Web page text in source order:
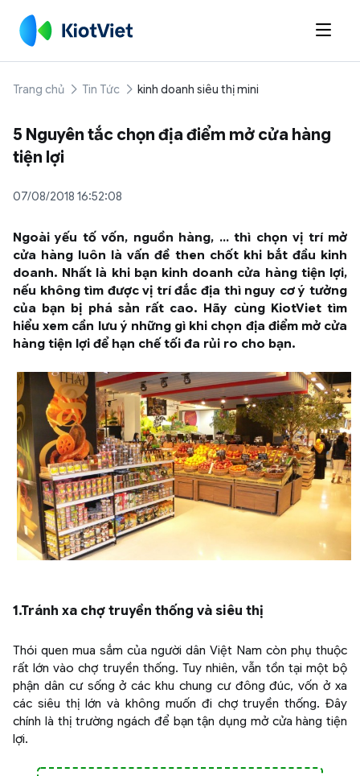

Trang chủ Tin Tức kinh doanh siêu thị mini
5 Nguyên tắc chọn địa điểm mở cửa hàng
tiện lợi
07/08/2018 16:52:08
Ngoài yếu tố vốn, nguồn hàng, … thì chọn vị trí mở
cửa hàng luôn là vấn đề then chốt khi bắt đầu kinh
doanh. Nhất là khi bạn kinh doanh cửa hàng tiện lợi,
nếu không tìm được vị trí đắc địa thì nguy cơ ý tưởng
của bạn bị phá sản rất cao. Hãy cùng KiotViet tìm
hiểu xem cần lưu ý những gì khi chọn địa điểm mở cửa
hàng tiện lợi để hạn chế tối đa rủi ro cho bạn.
1.Tránh xa chợ truyền thống và siêu thị
Thói quen mua sắm của người dân Việt Nam còn phụ thuộc
rất lớn vào chợ truyền thống. Tuy nhiên, vẫn tồn tại một bộ
phận dân cư sống ở các khu chung cư đông đúc, vốn ở xa
các siêu thị lớn và không muốn đi chợ truyền thống. Đây
chính là thị trường ngách để bạn tận dụng mở cửa hàng tiện
lợi.